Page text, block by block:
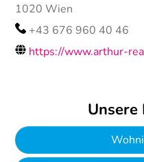
1020Wien
+43 676 960 40 46
https://www.arthur-
Unsere